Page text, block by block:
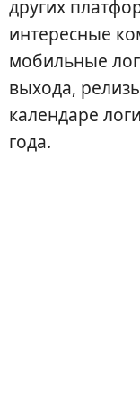
других
интересные
мобильные
выхода,
календаре
года.